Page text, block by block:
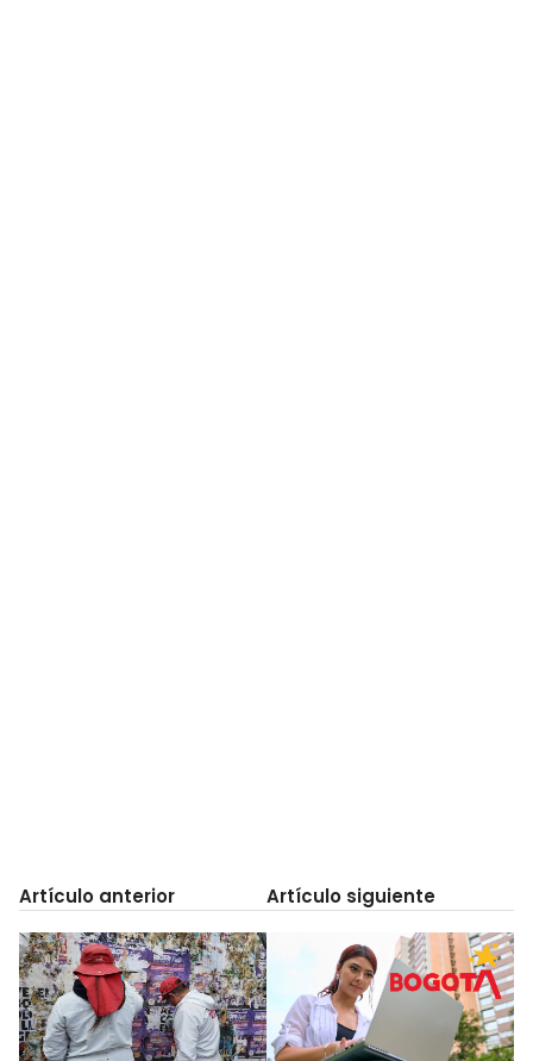
Artículo anterior Artículo siguiente